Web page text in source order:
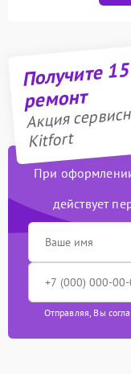
Получите
ремонт
Акция
Kitfort
При
действует
Отправляя, Вы